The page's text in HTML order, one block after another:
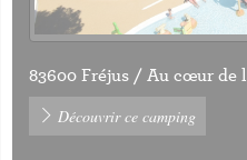
83600 Fréjus / Au cœur de
Découvrir ce camping